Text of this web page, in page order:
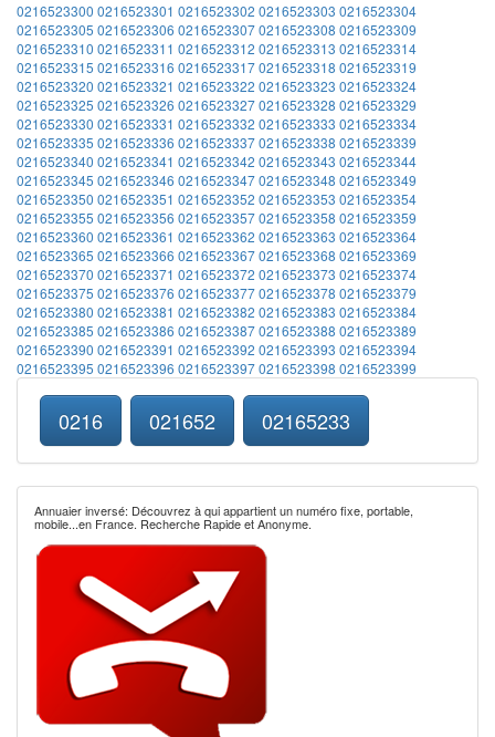
0216523300 0216523301 0216523302 0216523303 0216523304
0216523305 0216523306 02165233070216523308 0216523309
0216523310 0216523311 0216523312 0216523313 0216523314
0216523315 0216523316 02165233170216523318 0216523319
0216523320 0216523321 0216523322 0216523323 0216523324
0216523325 0216523326 02165233270216523328 0216523329
0216523330 0216523331 0216523332 0216523333 0216523334
0216523335 0216523336 02165233370216523338 0216523339
0216523340 0216523341 0216523342 0216523343 0216523344
0216523345 0216523346 02165233470216523348 0216523349
0216523350 0216523351 0216523352 0216523353 0216523354
0216523355 0216523356 02165233570216523358 0216523359
0216523360 0216523361 0216523362 0216523363 0216523364
0216523365 0216523366 02165233670216523368 0216523369
0216523370 0216523371 0216523372 0216523373 0216523374
0216523375 0216523376 02165233770216523378 0216523379
0216523380 0216523381 0216523382 0216523383 0216523384
0216523385 0216523386 02165233870216523388 0216523389
0216523390 0216523391 0216523392 0216523393 0216523394
0216523395 0216523396 02165233970216523398 0216523399
0216 021652 02165233
Annuaier inversé: Découvrez à qui appartient un numéro fixe, portable,
mobile...en France. Recherche Rapide et Anonyme.